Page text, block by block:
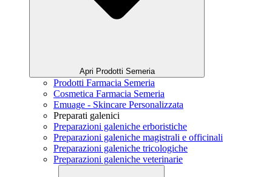
Apri Prodotti Semeria
Prodotti Farmacia Semeria
Cosmetica Farmacia Semeria
Emuage - Skincare Personalizzata
Preparati galenici
Preparazioni galeniche erboristiche
Preparazioni galeniche magistrali e officinali
Preparazioni galeniche tricologiche
Preparazioni galeniche veterinarie